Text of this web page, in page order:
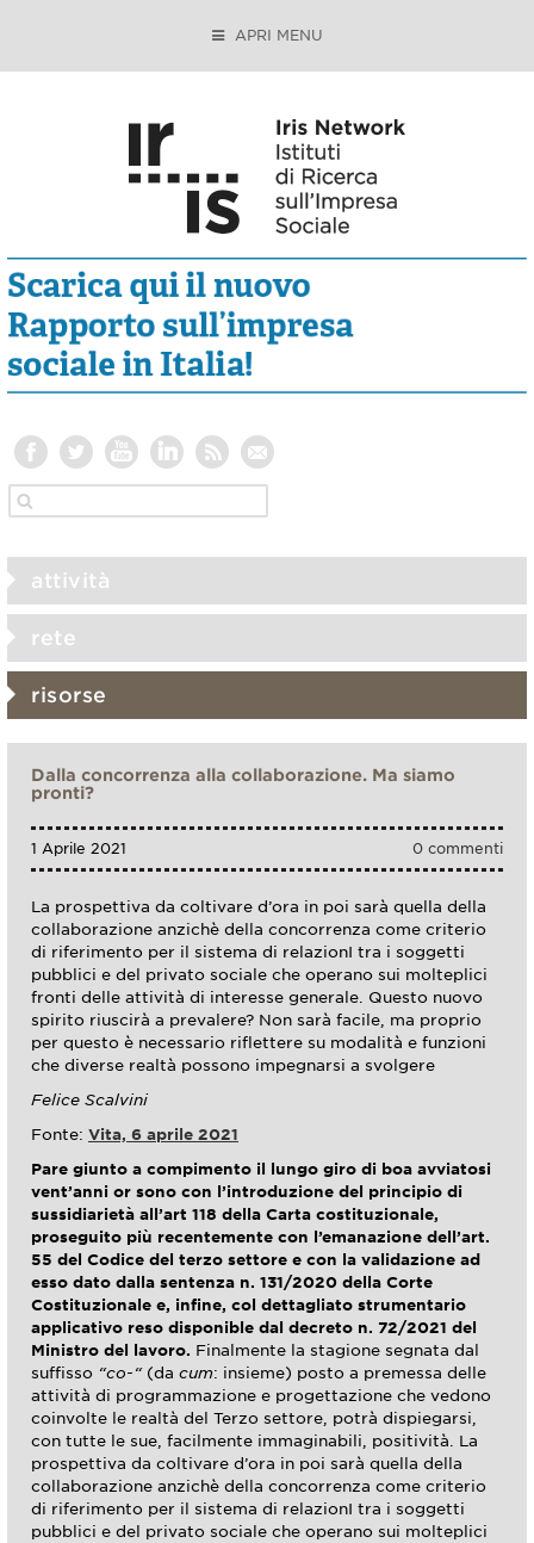
APRI MENU
attività
rete
risorse
Dalla concorrenza alla collaborazione. Ma siamo
pronti?
0 commenti
1 Aprile 2021
La prospettiva da coltivare d’ora in poi sarà quella della
collaborazione anzichè della concorrenza come criterio
di riferimento per il sistema di relazionI tra i soggetti
pubblici e del privato sociale che operano sui molteplici
fronti delle attività di interesse generale. Questo nuovo
spirito riuscirà a prevalere? Non sarà facile, ma proprio
per questo è necessario riflettere su modalità e funzioni
che diverse realtà possono impegnarsi a svolgere
Felice Scalvini
Fonte: Vita, 6 aprile 2021
Pare giunto a compimento il lungo giro di boa avviatosi
vent’anni or sono con l’introduzione del principio di
sussidiarietà all’art 118 della Carta costituzionale,
proseguito più recentemente con l’emanazione dell’art.
55 del Codice del terzo settore e con la validazione ad
esso dato dalla sentenza n. 131/2020 della Corte
Costituzionale e, infine, col dettagliato strumentario
applicativo reso disponible dal decreto n. 72/2021 del
Ministro del lavoro. Finalmente la stagione segnata dal
suffisso “co-“(da cum: insieme) posto a premessa delle
attività di programmazione e progettazione che vedono
coinvolte le realtà del Terzo settore, potrà dispiegarsi,
con tutte le sue, facilmente immaginabili, positività. La
prospettiva da coltivare d’ora in poi sarà quella della
collaborazione anzichè della concorrenza come criterio
di riferimento per il sistema di relazionI tra i soggetti
pubblici e del privato sociale che operano sui molteplici